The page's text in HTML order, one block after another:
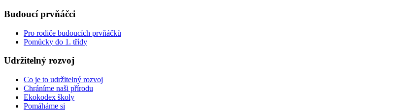
Budoucí prvňáčci
Pro rodiče budoucích prvňáčků
Pomůcky do 1. třídy
Udržitelný rozvoj
Co je to udržitelný rozvoj
Chráníme naši přírodu
Ekokodex školy
Pomáháme si